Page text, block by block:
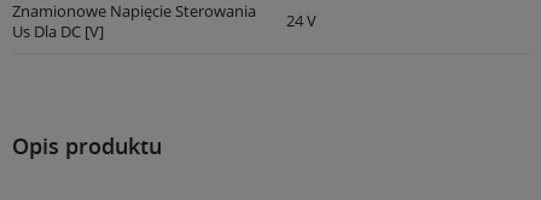
Znamionowe Napięcie Sterowania
Us Dla DC [V]
24 V
Opis produktu